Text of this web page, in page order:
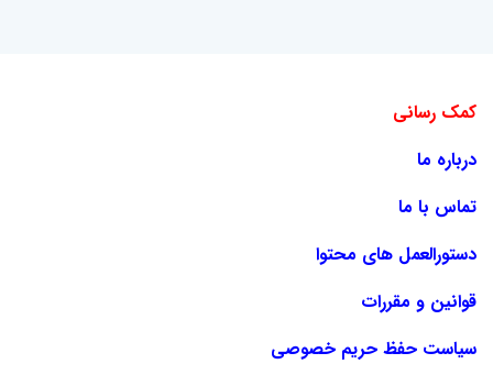
کمک رسانی
درباره ما
تماس با ما
دستورالعمل های محتوا
قوانین و مقررات
سیاست حفظ حریم خصوصی